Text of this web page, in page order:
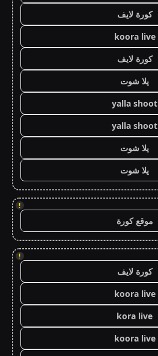
كورة لايف
koora live
كورة لايف
يلا شوت
yalla shoot
yalla shoot
يلا شوت
يلا شوت
!
موقع كورة
!
كورة لايف
koora live
kora live
koora live